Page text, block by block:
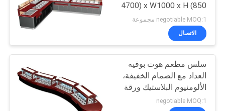
التجاري ثلاجة التجميد
114
4700) x W1000 x H (850
+ 650) MM
negotiable MOQ:1 مجموعة
الاتصال
سلس مطعم هوت بوفيه
العداد مع الصمام الخفيفة،
الألومنيوم البلاستيك ورقة
negotiable MOQ:1